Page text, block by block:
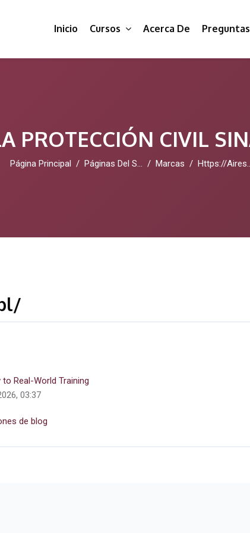
Inicio Cursos Acerca De
PROTECCIÓN CIVIL
Página Principal Páginas Del Sitio Marcas Https://airesearch.edu.pl/
Real-World Training
03:37
de blog